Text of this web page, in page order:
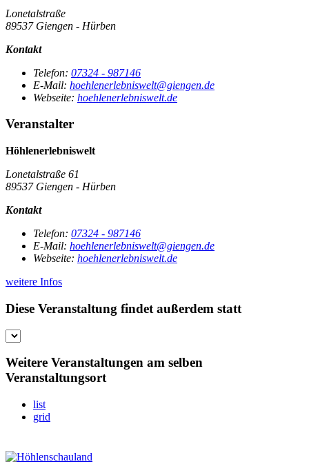
Lonetalstraße
89537 Giengen - Hürben
Kontakt
Telefon: 07324 - 987146
E-Mail: hoehlenerlebniswelt@giengen.de
Webseite: hoehlenerlebniswelt.de
Veranstalter
Höhlenerlebniswelt
Lonetalstraße 61
89537 Giengen - Hürben
Kontakt
Telefon: 07324 - 987146
E-Mail: hoehlenerlebniswelt@giengen.de
Webseite: hoehlenerlebniswelt.de
weitere Infos
Diese Veranstaltung findet außerdem statt
Weitere Veranstaltungen am selben
Veranstaltungsort
list
grid